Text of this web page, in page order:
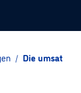
/ Die